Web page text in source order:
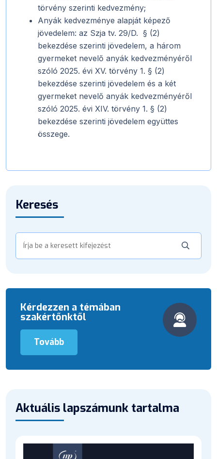
törvény szerinti kedvezmény;
Anyák kedvezménye alapját képező
jövedelem: az Szja tv. 29/D. § (2)
bekezdése szerinti jövedelem, a három
gyermeket nevelő anyák kedvezményéről
szóló 2025. évi XV. törvény 1. § (2)
bekezdése szerinti jövedelem és a két
gyermeket nevelő anyák kedvezményéről
szóló 2025. évi XIV. törvény 1. § (2)
bekezdése szerinti jövedelem együttes
összege.
Keresés
Kérdezzen a témában
szakértőnktől
Tovább
Aktuális lapszámunk tartalma